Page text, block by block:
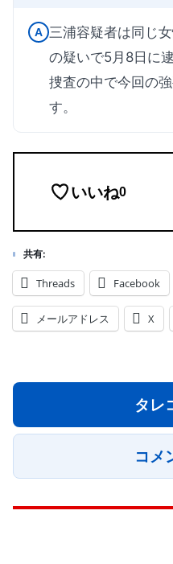
A 三浦容疑者は同じ
の疑いで5月8日に
捜査の中で今回の
す。
いいね0
共有:
Threads Facebook
メールアドレス X
タレ
コメ